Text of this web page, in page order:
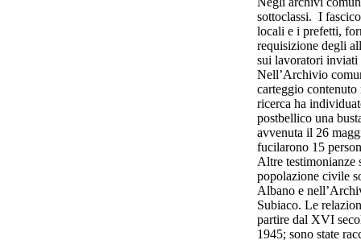
sottoclassi. I
locali e i prefetti,
requisizione degli
sui lavoratori inviati
Nell’Archivio
carteggio
ricerca ha
postbellico una
avvenuta il 26
fucilarono 15
Altre testimonianze
popolazione civile
Albano e
Subiaco. Le
partire dal XVI
1945; sono state